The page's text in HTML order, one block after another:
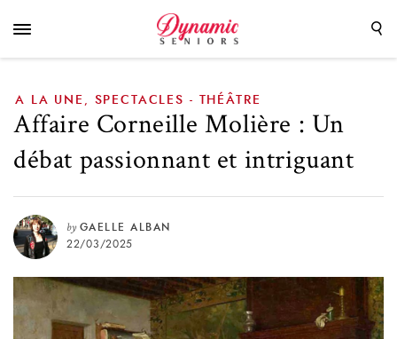
et intriguant
A LA UNE SPECTACLES - THÉÂTRE
Affaire Corneille Molière : Un
débat passionnant et intriguant
by GAELLE ALBAN
22/03/2025